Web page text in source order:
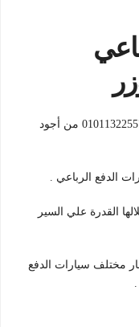
يعتبرتأجير سيارة لاند كروزر موديل 2020- 01011322557 من أجود
الدفع الرباعي .
القدرة علي السير
مختلف سيارات الدفع
.